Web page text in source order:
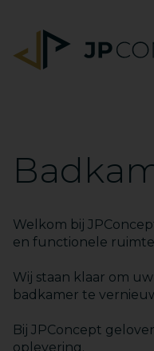
Welkom bij
en functionele
Wij staan klaar om
badkamer te
Bij JPConcept
oplevering.